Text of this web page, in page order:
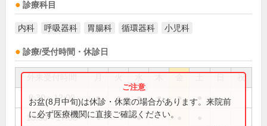
診療科目
内科 呼吸器科 胃腸科 循環器科 小児科
診療/受付時間・休診日
祝
8:30～12:00 ● ● ● ● ●
13:30～17:00 ● ●
お盆(8月中旬)は休診・休業の場合があります。来院前
に必ず医療機関に直接ご確認ください。